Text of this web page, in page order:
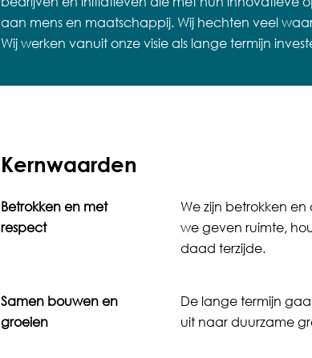
aan mens en maatschappij. Wij hechten veel
Wij werken vanuit onze visie als lange termijn
Kernwaarden
Betrokken en met
respect
We zijn betrokken
we geven ruimte,
daad terzijde.
Samen bouwen en
groeien
De lange termijn
uit naar duurzame